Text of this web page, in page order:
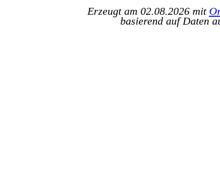
Erzeugt am 02.08.2026 mit
basierend auf Daten